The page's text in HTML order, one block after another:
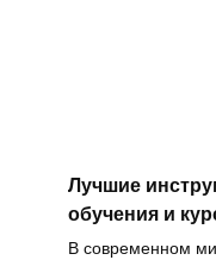
Лучшие
обучения и
В современном